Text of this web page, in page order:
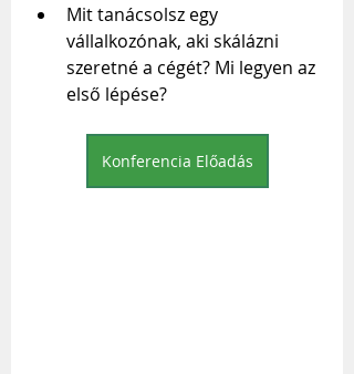
Mit tanácsolsz egy
vállalkozónak, aki skálázni
szeretné a cégét? Mi legyen az
első lépése?
Konferencia Előadás